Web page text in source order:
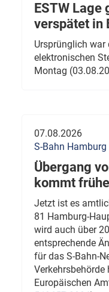
ESTW Lage
verspätet in
Ursprünglich war
elektronischen
Montag
07.08.2026
S-Bahn Hamburg
Übergang
kommt
Jetzt ist es
81 Hamburg-
wird auch über
entsprechende
für das S-Bahn-
Europäischen